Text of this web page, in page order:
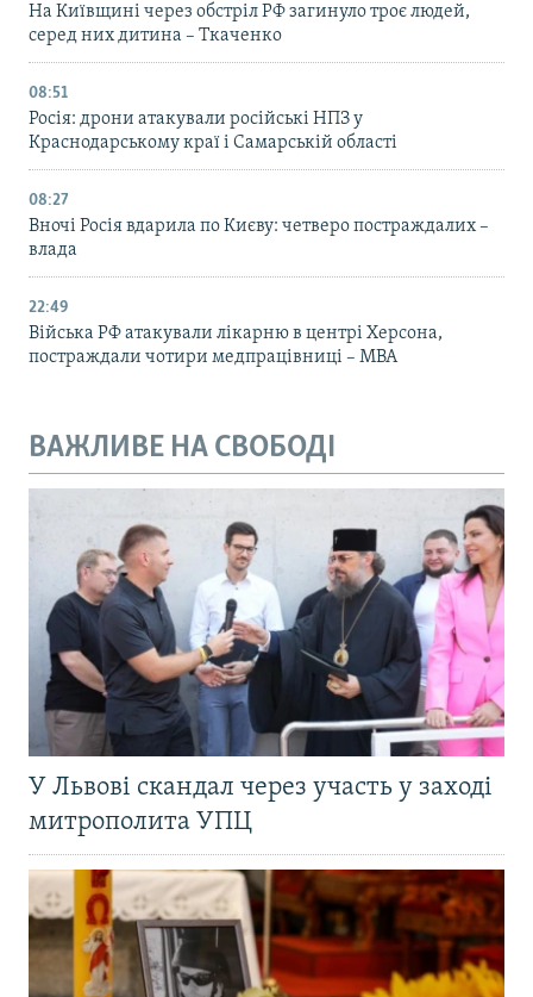
На Київщині через обстріл РФ загинуло троє людей,
серед них дитина – Ткаченко
08:51
Росія: дрони атакували російські НПЗ у
Краснодарському краї і Самарській області
08:27
Вночі Росія вдарила по Києву: четверо постраждалих –
влада
22:49
Війська РФ атакували лікарню в центрі Херсона,
постраждали чотири медпрацівниці – МВА
ВАЖЛИВЕ НА СВОБОДІ
У Львові скандал через участь у заході
митрополита УПЦ